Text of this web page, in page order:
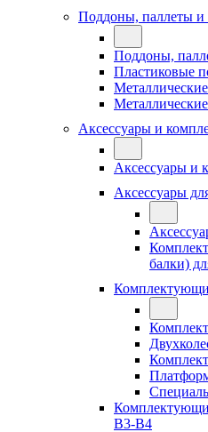
Поддоны, паллеты и
Поддоны,
Пластиковые
Аксессуары и
Аксессуары и
Аксессуары
балки)
В3-В4